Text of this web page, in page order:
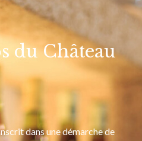
du Château
dans une démarche de